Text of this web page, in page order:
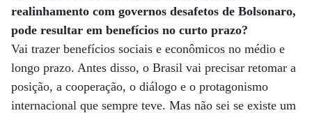
realinhamento com governos desafetos de Bolsonaro,
pode resultar em benefícios no curto prazo?
Vai trazer benefícios sociais e econômicos no médio e
longo prazo. Antes disso, o Brasil vai precisar retomar a
posição, a cooperação, o diálogo e o protagonismo
internacional que sempre teve. Mas não sei se existe um